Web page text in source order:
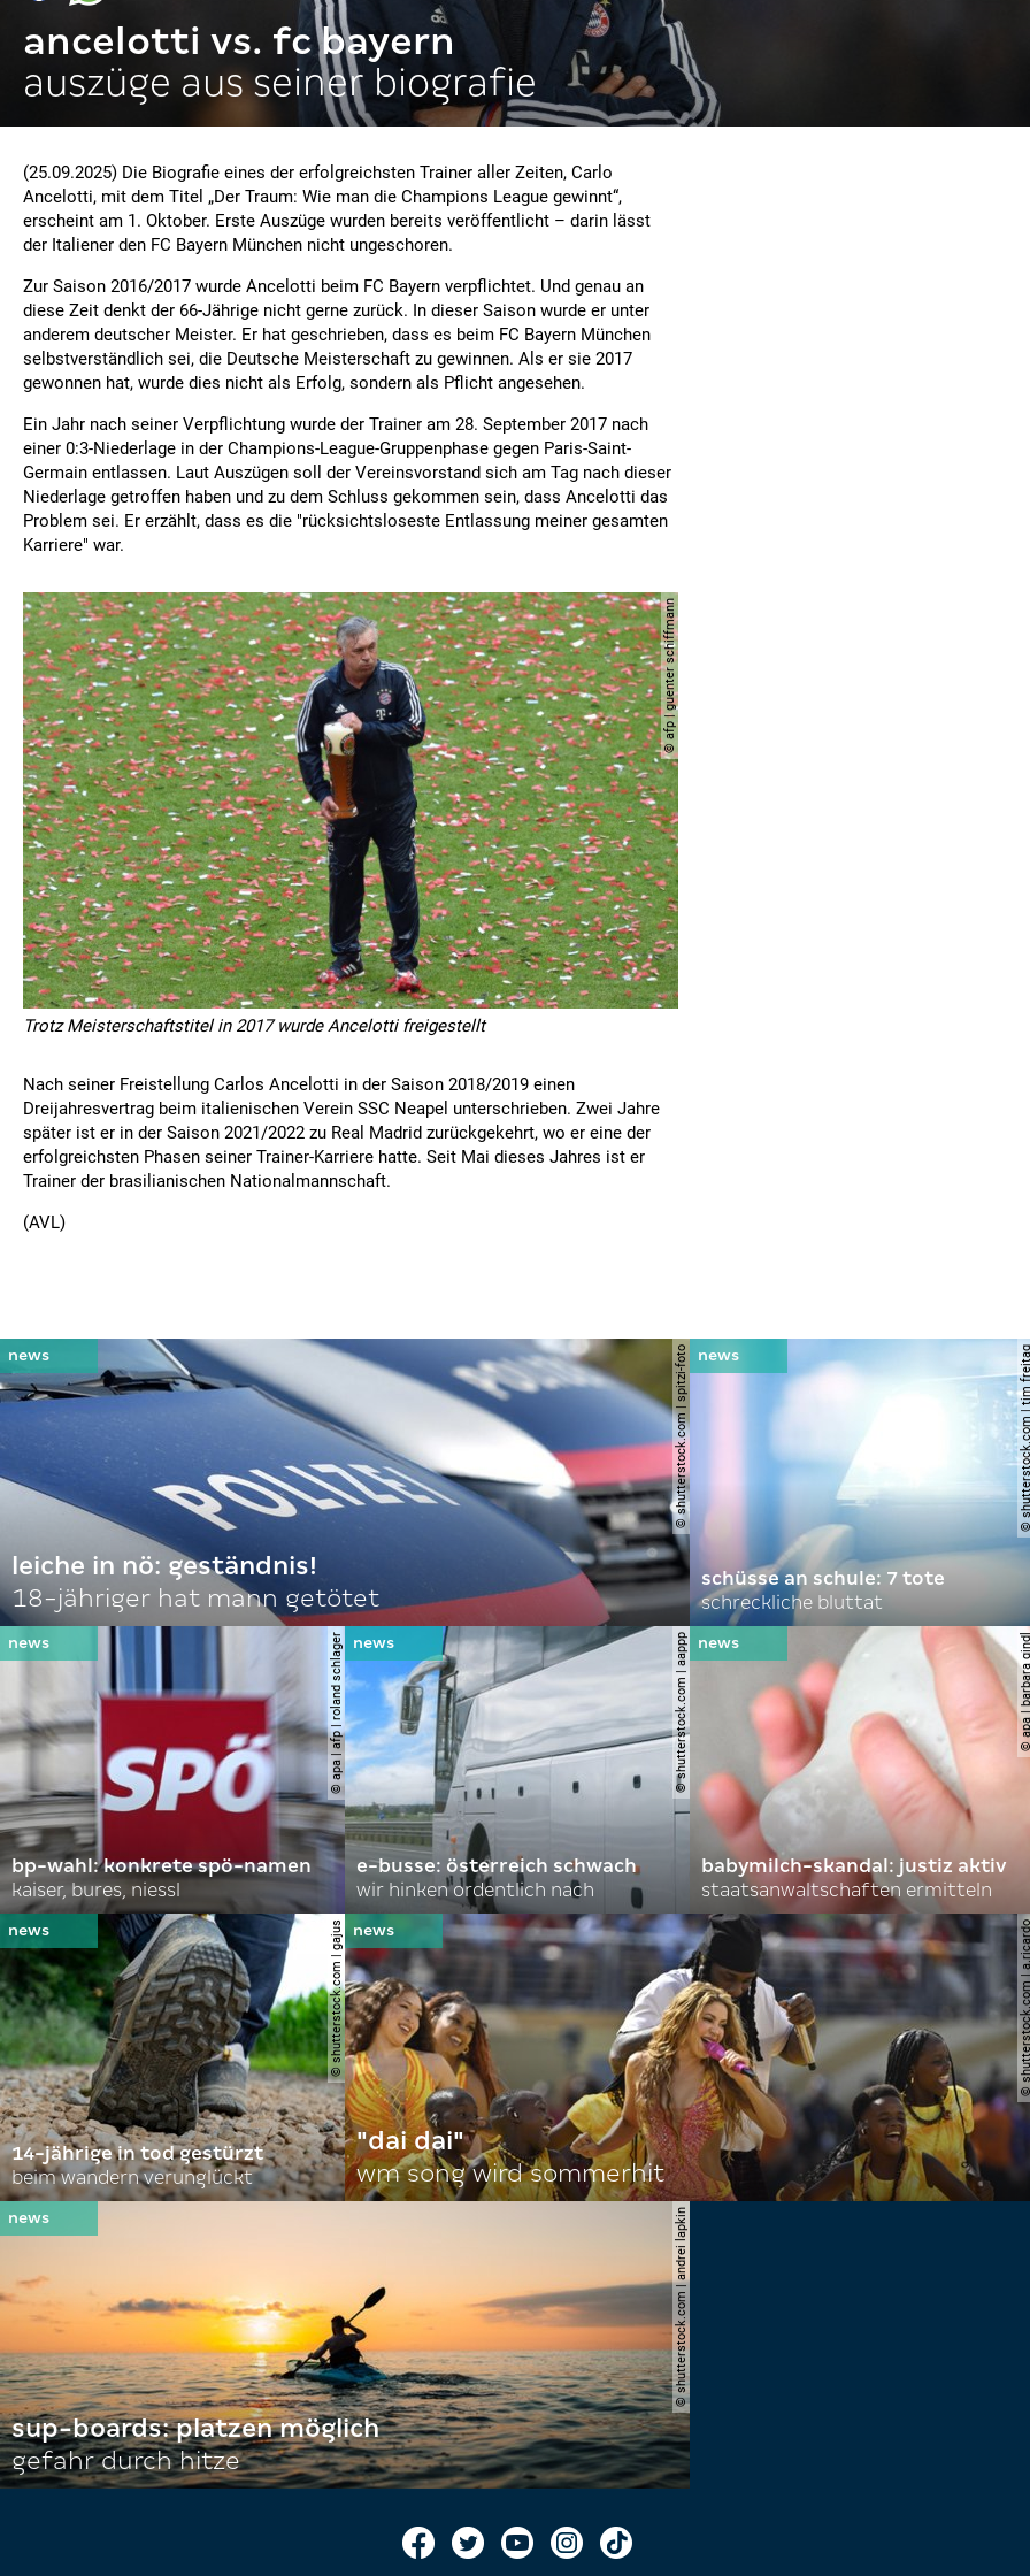
ancelotti vs. fc bayern
auszüge aus seiner biografie
(25.09.2025) Die Biografie eines der erfolgreichsten Trainer aller Zeiten, Carlo
Ancelotti, mit dem Titel „Der Traum: Wie man die Champions League gewinnt“,
erscheint am 1. Oktober. Erste Auszüge wurden bereits veröffentlicht – darin lässt
der Italiener den FC Bayern München nicht ungeschoren.
Zur Saison 2016/2017 wurde Ancelotti beim FC Bayern verpflichtet. Und genau an
diese Zeit denkt der 66-Jährige nicht gerne zurück. In dieser Saison wurde er unter
anderem deutscher Meister. Er hat geschrieben, dass es beim FC Bayern München
selbstverständlich sei, die Deutsche Meisterschaft zu gewinnen. Als er sie 2017
gewonnen hat, wurde dies nicht als Erfolg, sondern als Pflicht angesehen.
Ein Jahr nach seiner Verpflichtung wurde der Trainer am 28. September 2017 nach
einer 0:3-Niederlage in der Champions-League-Gruppenphase gegen Paris-Saint-
Germain entlassen. Laut Auszügen soll der Vereinsvorstand sich am Tag nach dieser
Niederlage getroffen haben und zu dem Schluss gekommen sein, dass Ancelotti das
Problem sei. Er erzählt, dass es die "rücksichtsloseste Entlassung meiner gesamten
Karriere" war.
© afp | guenter schiffmann
Trotz Meisterschaftstitel in 2017 wurde Ancelotti freigestellt
Nach seiner Freistellung Carlos Ancelotti in der Saison 2018/2019 einen
Dreijahresvertrag beim italienischen Verein SSC Neapel unterschrieben. Zwei Jahre
später ist er in der Saison 2021/2022 zu Real Madrid zurückgekehrt, wo er eine der
erfolgreichsten Phasen seiner Trainer-Karriere hatte. Seit Mai dieses Jahres ist er
Trainer der brasilianischen Nationalmannschaft.
(AVL)
© shutterstock.com | spitzi-foto
leiche in nö: geständnis!
18-jähriger hat mann getötet
©
schüsse an schule: 7 tote
schreckliche bluttat
© apa | afp | roland schlager
bp-wahl: konkrete spö-namen
kaiser, bures, niessl
© shutterstock.com | aappp
e-busse: österreich schwach
wir hinken ordentlich nach
© apa |
babymilch-skandal: justiz aktiv
staatsanwaltschaften ermitteln
© shutterstock.com | gajus
14-jährige in tod gestürzt
beim wandern verunglückt
©
"dai dai"
wm song wird sommerhit
© shutterstock.com | andrei lapkin
sup-boards: platzen möglich
gefahr durch hitze